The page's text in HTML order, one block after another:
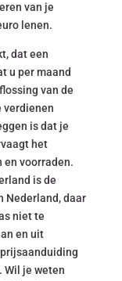
van je
lenen.
dat een
u per maand
van de
verdienen
is dat je
het
en voorraden.
is de
Nederland, daar
niet te
en uit
Wil je weten